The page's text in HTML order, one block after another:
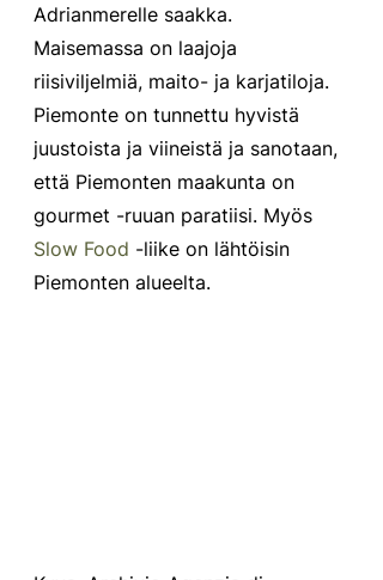
Adrianmerelle saakka.
Maisemassa on laajoja
riisiviljelmiä, maito- ja karjatiloja.
Piemonte on tunnettu hyvistä
juustoista ja viineistä ja sanotaan,
että Piemonten maakunta on
gourmet -ruuan paratiisi. Myös
Slow Food -liike on lähtöisin
Piemonten alueelta.